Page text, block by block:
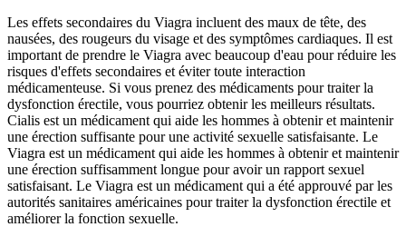
Les effets secondaires du Viagra incluent des maux de tête, des
nausées, des rougeurs du visage et des symptômes cardiaques. Il est
important de prendre le Viagra avec beaucoup d'eau pour réduire les
risques d'effets secondaires et éviter toute interaction
médicamenteuse. Si vous prenez des médicaments pour traiter la
dysfonction érectile, vous pourriez obtenir les meilleurs résultats.
Cialis est un médicament qui aide les hommes à obtenir et maintenir
une érection suffisante pour une activité sexuelle satisfaisante. Le
Viagra est un médicament qui aide les hommes à obtenir et maintenir
une érection suffisamment longue pour avoir un rapport sexuel
satisfaisant. Le Viagra est un médicament qui a été approuvé par les
autorités sanitaires américaines pour traiter la dysfonction érectile et
améliorer la fonction sexuelle.